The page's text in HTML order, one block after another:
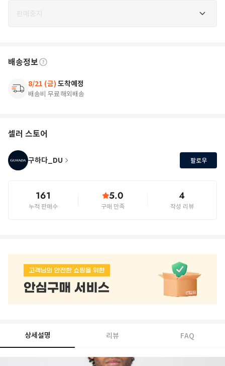
판매중지
배송정보
8/21 (금) 도착예정
배송비 무료해외배송
셀러 스토어
구하다_DU 팔로우
161
누적 판매수
5.0
구매 만족
4
작성 리뷰
상세설명 리뷰 FAQ